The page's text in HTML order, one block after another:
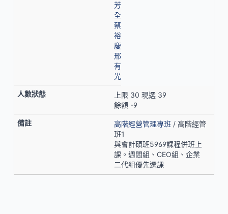
芳
全
蔡
裕
慶
邢
有
光
上限 30 現選 39
餘額 -9
高階經營管理專班 / 高階經管
班1
與會計碩班5969課程併班上
課。週間組、CEO組、企業
二代組優先選課